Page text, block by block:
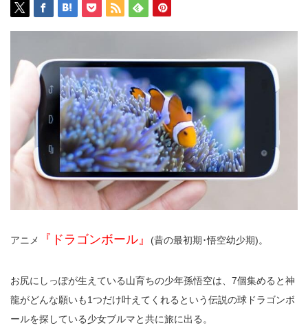
アニメ 『ドラゴンボール』 (昔の最初期･悟空幼少期)。
お尻にしっぽが生えている山育ちの少年孫悟空は、7個集めると神
龍がどんな願いも1つだけ叶えてくれるという伝説の球ドラゴンボ
ールを探している少女ブルマと共に旅に出る。